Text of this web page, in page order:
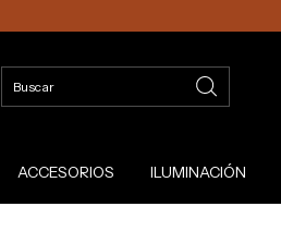
ACCESORIOS ILUMINACIÓN